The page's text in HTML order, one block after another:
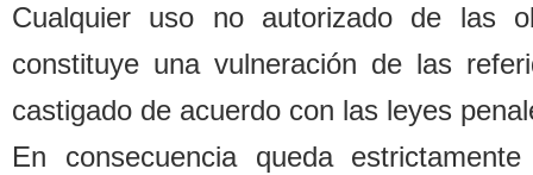
Cualquier uso no autorizado de las o
constituye una vulneración de las
castigado de acuerdo con las leyes
En consecuencia queda